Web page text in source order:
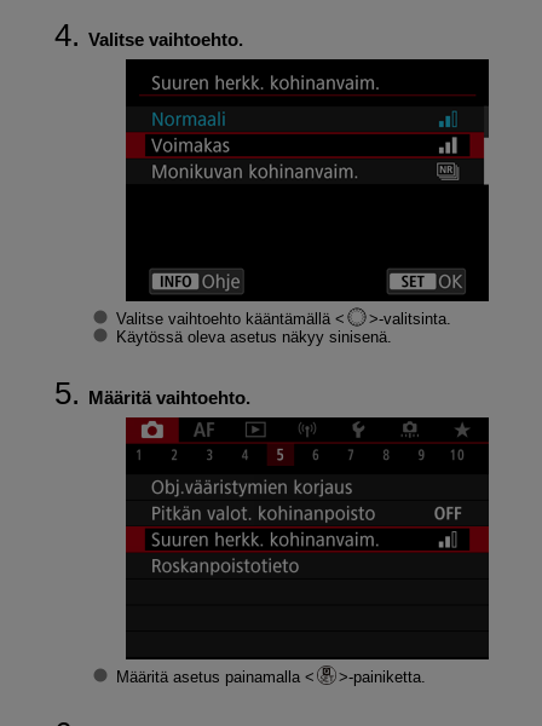
Valitse vaihtoehto.
Valitse vaihtoehto kääntämällä
-valitsinta.
Käytössä oleva asetus näkyy sinisenä.
Määritä vaihtoehto.
Määritä asetus painamalla -painiketta.